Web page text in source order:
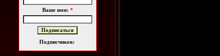
Ваше имя: *
Подписчиков: